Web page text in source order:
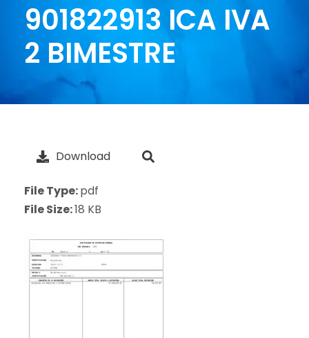
901822913 ICA IVA
2 BIMESTRE
Download
File Type:pdf
File Size:18 KB